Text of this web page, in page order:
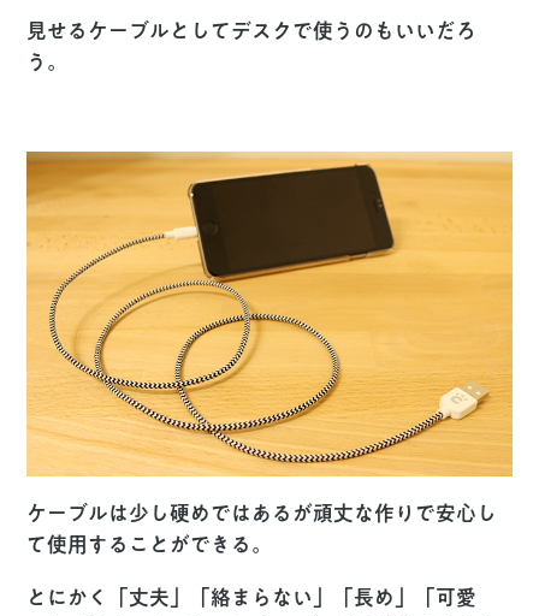
見せるケーブルとしてデスクで使うのもいいだろ
う。
ケーブルは少し硬めではあるが頑丈な作りで安心し
て使用することができる。
とにかく「丈夫」「絡まらない」「長め」「可愛